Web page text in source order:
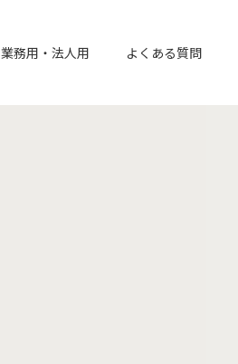
業務用・法人用 よくある質問